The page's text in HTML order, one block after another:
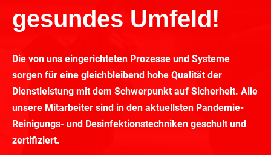
gesundes Umfeld!
Die von uns eingerichteten Prozesse und Systeme
sorgen für eine gleichbleibend hohe Qualität der
Dienstleistung mit dem Schwerpunkt auf Sicherheit. Alle
unsere Mitarbeiter sind in den aktuellsten Pandemie-
Reinigungs- und Desinfektionstechniken geschult und
zertifiziert.